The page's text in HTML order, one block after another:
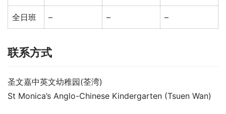
全日班 – – –
联系方式
圣文嘉中英文幼稚园(荃湾)
St Monica’s Anglo-Chinese Kindergarten (Tsuen Wan)